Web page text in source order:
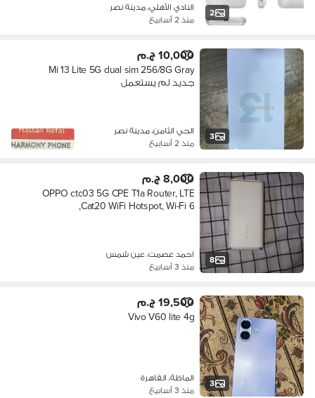
2
النادي الأهلي، مدينة نصر
منذ 2 أسابيع
3
10,000 ج.م
Mi 13 Lite 5G dual sim 256/8G Gray
جديد لم يستعمل
الحي الثامن، مدينة نصر
منذ 2 أسابيع
8
8,000 ج.م
OPPO ctc03 5G CPE T1a Router, LTE
Cat20 WiFi Hotspot, Wi-Fi 6,
احمد عصمت، عين شمس
منذ 3 أسابيع
3
19,500 ج.م
Vivo V60 lite 4g
الماظة، القاهرة
منذ 3 أسابيع